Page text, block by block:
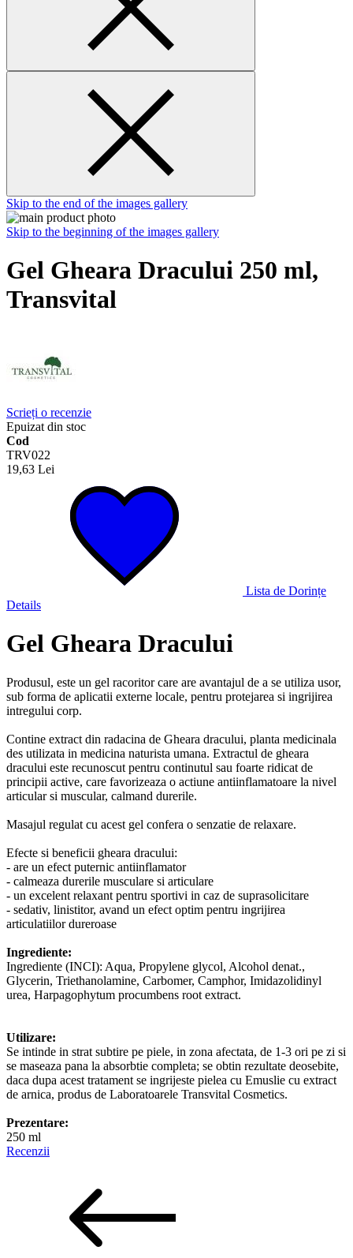
Skip to the end of the images gallery
Skip to the beginning of the images gallery
Gel Gheara Dracului 250 ml,
Transvital
Scrieți o recenzie
Epuizat din stoc
Cod
TRV022
19,63 Lei
Lista de Dorințe
Details
Gel Gheara Dracului
Produsul, este un gel racoritor care are avantajul de a se utiliza usor,
sub forma de aplicatii externe locale, pentru protejarea si ingrijirea
intregului corp.
Contine extract din radacina de Gheara dracului, planta medicinala
des utilizata in medicina naturista umana. Extractul de gheara
dracului este recunoscut pentru continutul sau foarte ridicat de
principii active, care favorizeaza o actiune antiinflamatoare la nivel
articular si muscular, calmand durerile.
Masajul regulat cu acest gel confera o senzatie de relaxare.
Efecte si beneficii gheara dracului:
- are un efect puternic antiinflamator
- calmeaza durerile musculare si articulare
- un excelent relaxant pentru sportivi in caz de suprasolicitare
- sedativ, linistitor, avand un efect optim pentru ingrijirea
articulatiilor dureroase
Ingrediente:
Ingrediente (INCI): Aqua, Propylene glycol, Alcohol denat.,
Glycerin, Triethanolamine, Carbomer, Camphor, Imidazolidinyl
urea, Harpagophytum procumbens root extract.
Utilizare:
Se intinde in strat subtire pe piele, in zona afectata, de 1-3 ori pe zi si
se maseaza pana la absorbtie completa; se obtin rezultate deosebite,
daca dupa acest tratament se ingrijeste pielea cu Emuslie cu extract
de arnica, produs de Laboratoarele Transvital Cosmetics.
Prezentare:
250 ml
Recenzii